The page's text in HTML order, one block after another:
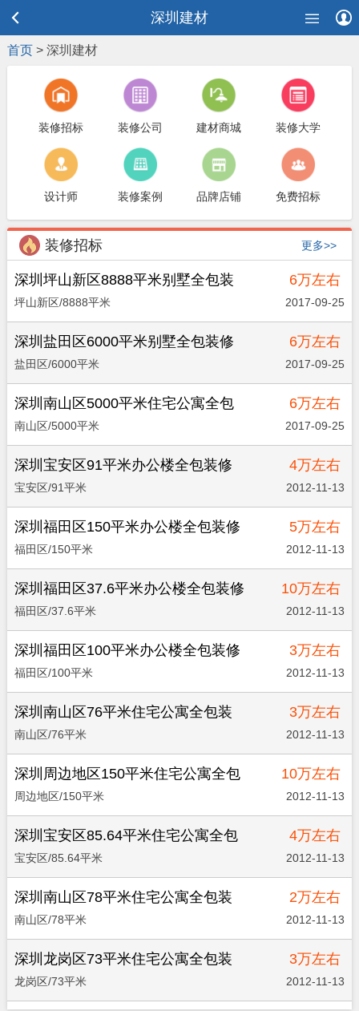
深圳建材
首页> 深圳建材
装修招标 装修公司 建材商城 装修大学
设计师 装修案例 品牌店铺 免费招标
装修招标 更多>>
深圳坪山新区8888平米别墅全包装
修
6万左右
坪山新区/8888平米 2017-09-25
深圳盐田区6000平米别墅全包装修 6万左右
盐田区/6000平米 2017-09-25
深圳南山区5000平米住宅公寓全包
装修
6万左右
南山区/5000平米 2017-09-25
深圳宝安区91平米办公楼全包装修 4万左右
宝安区/91平米 2012-11-13
深圳福田区150平米办公楼全包装修 5万左右
福田区/150平米 2012-11-13
深圳福田区37.6平米办公楼全包装修 10万左右
福田区/37.6平米 2012-11-13
深圳福田区100平米办公楼全包装修 3万左右
福田区/100平米 2012-11-13
深圳南山区76平米住宅公寓全包装
修
3万左右
南山区/76平米 2012-11-13
深圳周边地区150平米住宅公寓全包
装修
10万左右
周边地区/150平米 2012-11-13
深圳宝安区85.64平米住宅公寓全包
装修
4万左右
宝安区/85.64平米 2012-11-13
深圳南山区78平米住宅公寓全包装
修
2万左右
南山区/78平米 2012-11-13
深圳龙岗区73平米住宅公寓全包装
修
3万左右
龙岗区/73平米 2012-11-13